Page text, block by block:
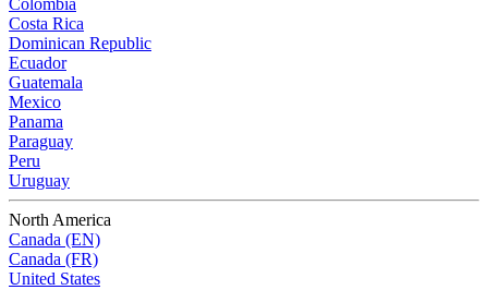
Colombia
Costa Rica
Dominican Republic
Ecuador
Guatemala
Mexico
Panama
Paraguay
Peru
Uruguay
North America
Canada (EN)
Canada (FR)
United States